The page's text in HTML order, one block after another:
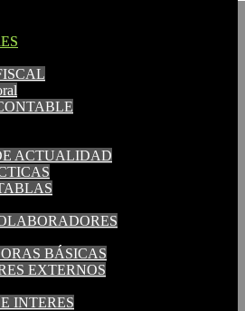
ACTUALIDAD
BÁSICAS
EXTERNOS
INTERES
ACTUALIDAD
BÁSICAS
EXTERNOS
INTERES